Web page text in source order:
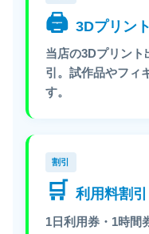
🖨️ 3Dプリン
当店の3Dプリント
引。試作品やフィ
す。
割引
🛒 利用料割引
1日利用券・1時間